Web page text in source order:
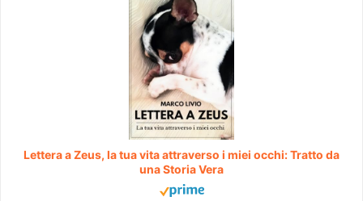
Lettera a Zeus, la tua vita attraverso i miei occhi: Tratto da
una Storia Vera